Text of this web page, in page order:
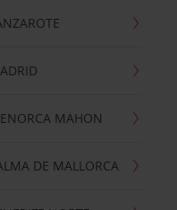
MAHON
DE MALLORCA